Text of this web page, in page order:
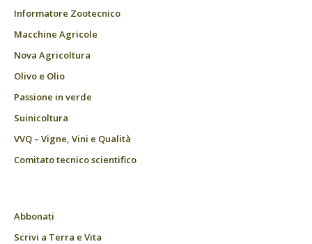
Informatore Zootecnico
Macchine Agricole
Nova Agricoltura
Olivo e Olio
Passione in verde
Suinicoltura
VVQ – Vigne, Vini e Qualità
Comitato tecnico scientifico
Abbonati
Scrivi a Terra e Vita